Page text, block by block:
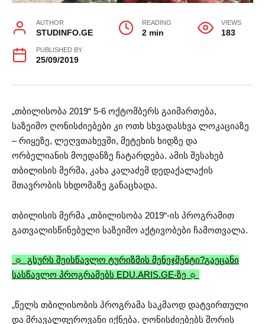
AUTHOR
STUDINFO.GE
READING
2 min
VIEWS
183
PUBLISHED BY
25/09/2019
„თბილისობა 2019“ 5-6 ოქტომბერს გაიმართება,
საზეიმო ღონისძიებები კი ოთხ სხვადასხვა ლოკაციაზე
– რიყეზე, ლეღვთახევში, მეტეხის ხიდზე და
ორბელიანის მოედანზე ჩატარდება. ამის შესახებ
თბილისის მერმა, კახა კალაძემ დედაქალაქის
მთავრობის სხდომაზე განაცხადა.
თბილისის მერმა „თბილისობა 2019“-ის პროგრამით
გათვალისწინებული საზეიმო აქტივობები ჩამოთვალა.
☼ გსურს შეისწავლო ტურიზმის მენეჯმენტი?გაეცანი
სასწავლო პროგრამებს EDU.ARIS.GE-ზე ☼
„წელს თბილისობის პროგრამა საკმაოდ დატვირთული
და მრავალფეროვანი იქნება. ღონისძიებებს შორის